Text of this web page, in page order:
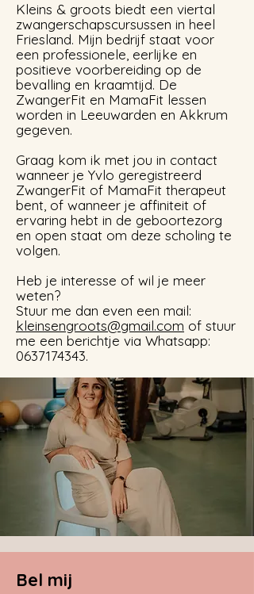
Kleins & groots biedt een viertal
zwangerschapscursussen in heel
Friesland. Mijn bedrijf staat voor
een professionele, eerlijke en
positieve voorbereiding op de
bevalling en kraamtijd. De
ZwangerFit en MamaFit lessen
worden in Leeuwarden en Akkrum
gegeven.
Graag kom ik met jou in contact
wanneer je Yvlo geregistreerd
ZwangerFit of MamaFit therapeut
bent, of wanneer je affiniteit of
ervaring hebt in de geboortezorg
en open staat om deze scholing te
volgen.
Heb je interesse of wil je meer
weten?
Stuur me dan even een mail:
kleinsengroots@gmail.com of stuur
me een berichtje via Whatsapp:
0637174343.
Bel mij